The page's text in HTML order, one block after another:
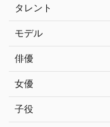
タレント
モデル
俳優
女優
子役